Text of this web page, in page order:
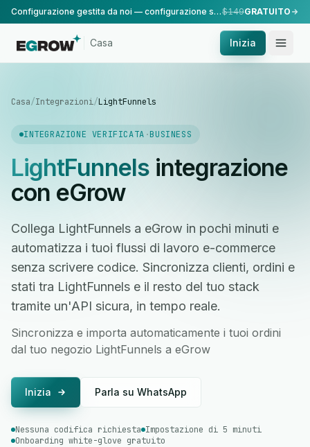
Configurazione gestita da noi — configurazione standard, eseguita dal nostro team.$149GRATUITO
Casa Inizia
Casa/Integrazioni/LightFunnels
INTEGRAZIONE VERIFICATA ·BUSINESS
LightFunnelsintegrazione
con eGrow
Collega LightFunnels a eGrow in pochi minuti e
automatizza i tuoi flussi di lavoro e-commerce
senza scrivere codice. Sincronizza clienti, ordini e
stati tra LightFunnels e il resto del tuo stack
tramite un'API sicura, in tempo reale.
Sincronizza e importa automaticamente i tuoi ordini
dal tuo negozio LightFunnels a eGrow
Inizia Parla su WhatsApp
Nessuna codifica richiesta Impostazione di 5 minuti
Onboarding white-glove gratuito